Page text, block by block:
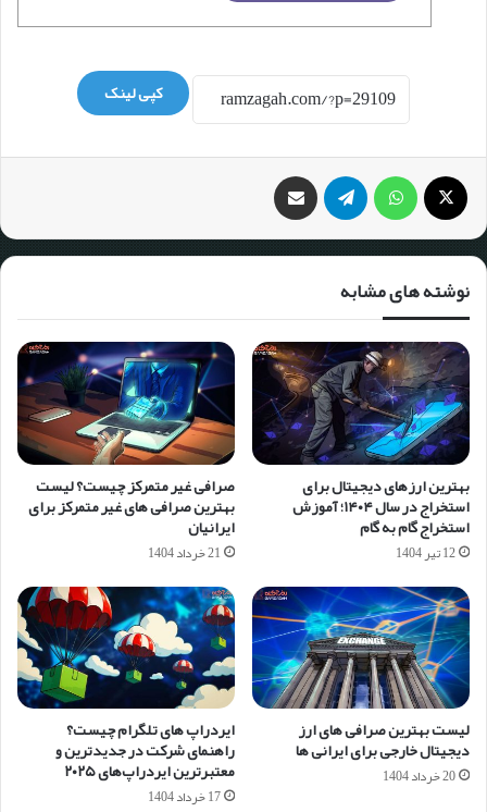
کپی لینک
نوشته های مشابه
بهترین ارزهای دیجیتال برای
استخراج در سال ۱۴۰۴؛ آموزش
استخراج گام به گام
12 تیر 1404
صرافی غیر متمرکز چیست؟ لیست
بهترین صرافی های غیر متمرکز برای
ایرانیان
21 خرداد 1404
لیست بهترین صرافی های ارز
دیجیتال خارجی برای ایرانی ها
20 خرداد 1404
ایردراپ های تلگرام چیست؟
راهنمای شرکت در جدیدترین و
معتبرترین ایردراپ‌های ۲۰۲۵
17 خرداد 1404